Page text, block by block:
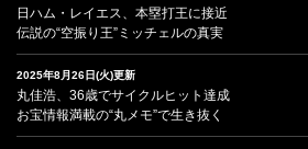
日ハム・レイエス、本塁打王に接近
伝説の“空振り王”ミッチェルの真実
2025年8月26日(火)更新
丸佳浩、36歳でサイクルヒット達成
お宝情報満載の“丸メモ”で生き抜く